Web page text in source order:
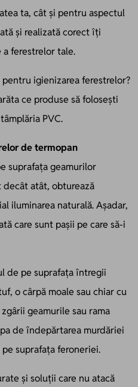
ta, cât și pentru aspectul
și realizată corect îți
a ferestrelor tale.
igienizarea ferestrelor?
ce produse să folosești
PVC.
de termopan
suprafața geamurilor
decât atât, obturează
iluminarea naturală. Așadar,
care sunt pașii pe care să-i
de pe suprafața întregii
o cârpă moale sau chiar cu
geamurile sau rama
de îndepărtarea murdăriei
suprafața feroneriei.
și soluții care nu atacă